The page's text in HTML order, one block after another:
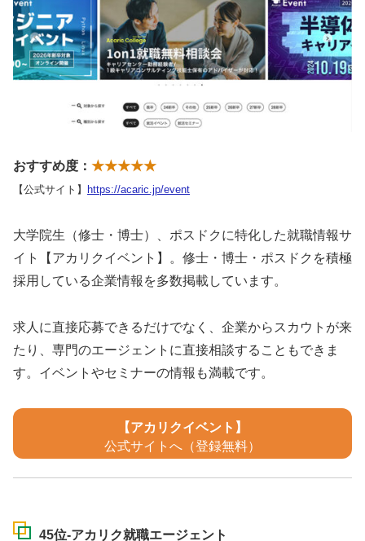
おすすめ度： ★★★★★
【公式サイト】 https://acaric.jp/event
大学院生（修士・博士）、ポスドクに特化した就職情報サ
イト【アカリクイベント】。修士・博士・ポスドクを積極
採用している企業情報を多数掲載しています。
求人に直接応募できるだけでなく、企業からスカウトが来
たり、専門のエージェントに直接相談することもできま
す。イベントやセミナーの情報も満載です。
【アカリクイベント】
公式サイトへ（登録無料）
45位-アカリク就職エージェント